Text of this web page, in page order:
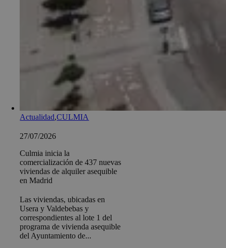
Actualidad,CULMIA
27/07/2026
Culmia inicia la
comercialización de 437 nuevas
viviendas de alquiler asequible
en Madrid
Las viviendas, ubicadas en
Usera y Valdebebas y
correspondientes al lote 1 del
programa de vivienda asequible
del Ayuntamiento de...